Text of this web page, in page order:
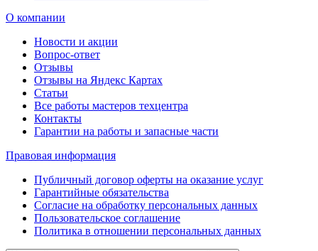
О компании
Новости и акции
Вопрос-ответ
Отзывы
Отзывы на Яндекс Картах
Статьи
Все работы мастеров техцентра
Контакты
Гарантии на работы и запасные части
Правовая информация
Публичный договор оферты на оказание услуг
Гарантийные обязательства
Согласие на обработку персональных данных
Пользовательское соглашение
Политика в отношении персональных данных